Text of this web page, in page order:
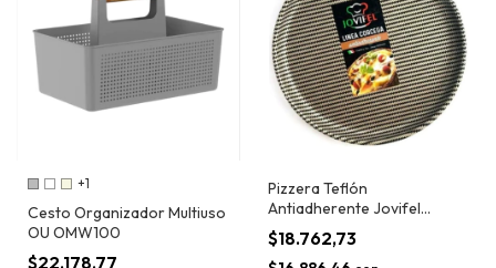
+1
Cesto Organizador Multiuso
OU OMW100
$22.178,77
Pizzera Teflón
Antiadherente Jovifel
Corcega 35cm
$18.762,73